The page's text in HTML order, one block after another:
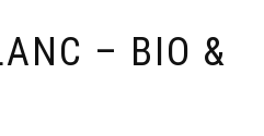
– BIO &